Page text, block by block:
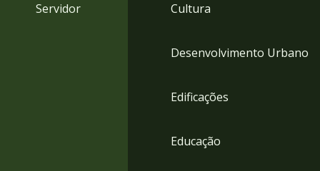
Servidor Cultura
Desenvolvimento Urbano
Edificações
Educação